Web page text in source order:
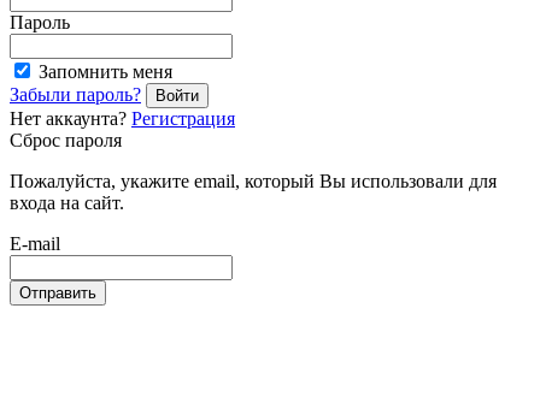
Пароль
Запомнить меня
Забыли пароль?
Войти
Нет аккаунта? Регистрация
Сброс пароля
Пожалуйста, укажите email, который Вы использовали для
входа на сайт.
E-mail
Отправить